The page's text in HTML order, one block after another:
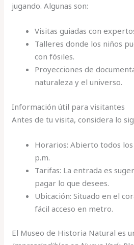
jugando. Algunas son:
Visitas guiadas con
Talleres donde los niños
con fósiles.
Proyecciones de
naturaleza y el universo.
Información útil para visitantes
Antes de tu visita, considera lo
Horarios: Abierto todos los
p.m.
Tarifas: La entrada es
pagar lo que desees.
Ubicación: Situado en el
fácil acceso en metro.
El Museo de Historia Natural es